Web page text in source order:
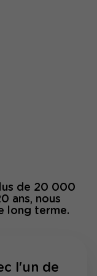
de 20 000
ans, nous
long terme.
l'un de